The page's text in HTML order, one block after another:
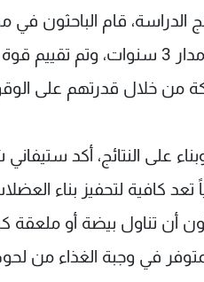
سنة على مدار 3 سنوات،
من خلال قدرتهم على
تعد كافية لتحفيز بناء
أن تناول بيضة أو
في وجبة الغذاء من